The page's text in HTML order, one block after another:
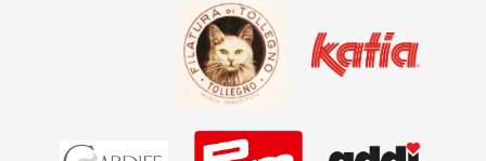
Kedy objednáme nový tovar
Ako sa orientovať v hrúbke priadzí